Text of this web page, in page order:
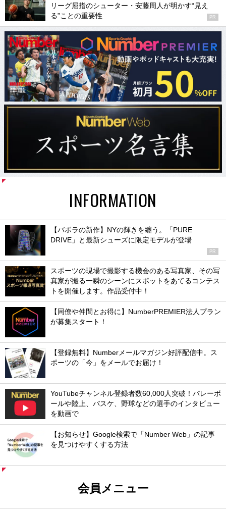
リーグ屈指のシューター・安藤周人が明かす“見え
る”ことの重要性
PR
INFORMATION
【バボラの新作】NYの輝きを纏う。「PURE
DRIVE」と最新シューズに限定モデルが登場
PR
スポーツの現場で撮影する機会のある写真家、その写
真家が撮る一瞬のシーンにスポットをあてるコンテス
トを開催します。作品受付中！
【同僚や仲間とお得に】NumberPREMIER法人プラン
が募集スタート！
【登録無料】Numberメールマガジン好評配信中。ス
ポーツの「今」をメールでお届け！
YouTubeチャンネル登録者数60,000人突破！バレーボ
ールや陸上、バスケ、野球などの選手のインタビュー
を動画で
【お知らせ】Google検索で「Number Web」の記事
を見つけやすくする方法
会員メニュー